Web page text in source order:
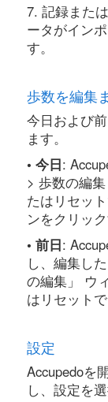
7. 記録また
ータがイン
す。
歩数を編集
今日および
ます。
• 今日:
> 歩数の編
たはリセッ
ンをクリッ
• 前日:
し、編集し
の編集」 ウ
はリセットで
設定
Accupedoを
し、設定を